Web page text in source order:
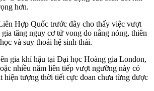
hơn.
Hợp Quốc trước đây cho thấy việc vượt
tăng nguy cơ t‌ử von‌g do nắng nóng, thiên
và suy thoái hệ sinh thái.
gia khí hậu tại Đại học Hoàng gia London,
nhiều năm liên tiếp vượt ngưỡng này có
hiện tượng thời tiết cực đoan chưa từng được